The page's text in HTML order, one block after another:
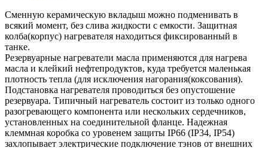
Сменную керамическую вкладыш можно подменивать в
всякий момент, без слива жидкости с емкости. Защитная
колба(корпус) нагревателя находиться фиксированный в
танке.
Резервуарные нагреватели масла применяются для нагрева
масла и клейкий нефтепродуктов, куда требуется маленькая
плотность тепла (для исключения нагорания(коксования).
Подстановка нагревателя проводиться без опустошение
резервуара. Типичный нагреватель состоит из только одного
разогревающего компонента или нескольких сердечников,
установленных на соединительной фланце. Надежная
клеммная коробка со уровенем защиты IP66 (IP34, IP54)
захлопывает электрические подключение тэнов от внешних